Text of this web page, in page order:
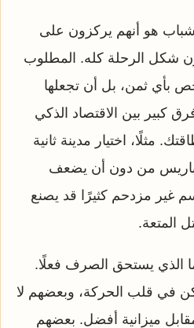
هو أنهم يركزون على
الرحلة كله. المطلوب
بأي ثمن، بل أن تجعلها
كبير بين الاقتصاد الذكي
مثلًا، اختيار مدينة ثانية
من دون أن يضعف
غير مزدحم كثيرًا قد يصنع
المتعة.
الذي يستحق الصرف فعلًا.
في قلب الحركة، وبعضهم لا
مقابل ميزانية أفضل. بعضهم